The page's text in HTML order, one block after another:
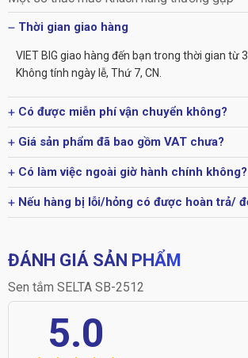
Thời gian giao hàng
VIET BIG giao hàng đến bạn trong thời gian từ
Không tính ngày lễ, Thứ 7, CN.
Có được miễn phí vận chuyển không?
Giá sản phẩm đã bao gồm VAT chưa?
Có làm việc ngoài giờ hành chính không?
Nếu hàng bị lỗi/hỏng có được hoàn trả/
ĐÁNH GIÁ SẢN PHẨM
Sen tắm SELTA SB-2512
5.0